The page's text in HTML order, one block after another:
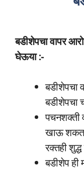
बडीशेपचा वापर
घेऊया :-
बडीशेपचा
बडीशेपचा
पचनशक्ती
खाऊ
रक्तही
बडीशेप